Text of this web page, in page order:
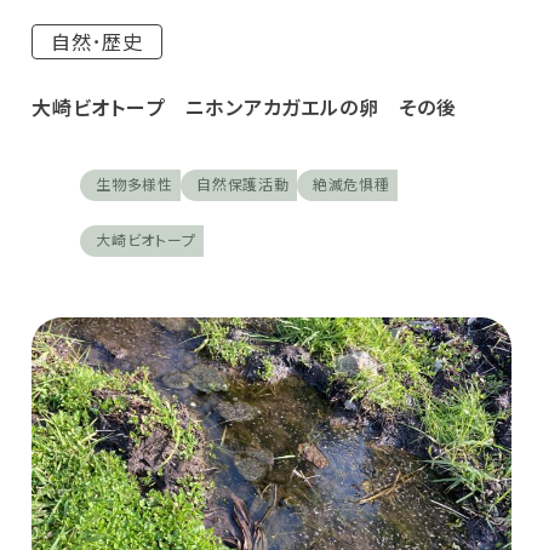
自然･歴史
大崎ビオトープ ニホンアカガエルの卵 その後
生物多様性 自然保護活動 絶滅危惧種
大崎ビオトープ